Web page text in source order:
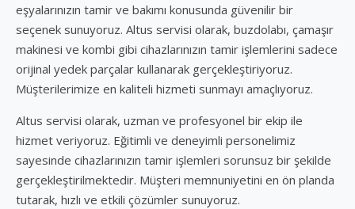
eşyalarınızın tamir ve bakımı konusunda güvenilir bir
seçenek sunuyoruz. Altus servisi olarak, buzdolabı, çamaşır
makinesi ve kombi gibi cihazlarınızın tamir işlemlerini sadece
orijinal yedek parçalar kullanarak gerçekleştiriyoruz.
Müşterilerimize en kaliteli hizmeti sunmayı amaçlıyoruz.
Altus servisi olarak, uzman ve profesyonel bir ekip ile
hizmet veriyoruz. Eğitimli ve deneyimli personelimiz
sayesinde cihazlarınızın tamir işlemleri sorunsuz bir şekilde
gerçekleştirilmektedir. Müşteri memnuniyetini en ön planda
tutarak, hızlı ve etkili çözümler sunuyoruz.